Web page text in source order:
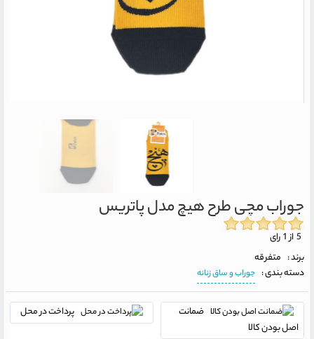
جوراب مچی طرح هیچ مدل پاتریس
برند : متفرقه
دسته بندی : جوراب و ساق زنانه
ضمانت
اصل بودن کالا
پرداخت در محل